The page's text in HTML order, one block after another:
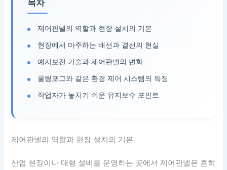
목차
제어판넬의 역할과 현장 설치의 기본
현장에서 마주하는 배선과 결선의 현실
예지보전 기술과 제어판넬의 변화
쿨링포그와 같은 환경 제어 시스템의 특징
작업자가 놓치기 쉬운 유지보수 포인트
제어판넬의 역할과 현장 설치의 기본
산업 현장이나 대형 설비를 운영하는 곳에서 제어판넬은 흔히